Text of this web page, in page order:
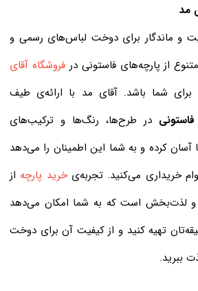
مد
و ماندگار برای دوخت لباس‌های رسمی و
از پارچه‌های فاستونی درفروشگاه آقای
برای شما باشد. آقای مد با ارائه‌ی طیف
در طرح‌ها، رنگ‌ها و ترکیب‌های
آسان کرده و به شما این اطمینان را می‌دهد
خریداری می‌کنید. تجربه‌یخرید پارچه از
و لذت‌بخش است که به شما امکان می‌دهد
تهیه کنید و از کیفیت آن برای دوخت
ببرید.